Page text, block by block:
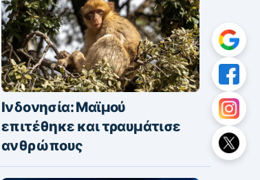
Ινδονησία: Μαϊμού
επιτέθηκε και τραυμάτισε
ανθρώπους